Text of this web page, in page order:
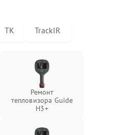
TK TrackIR
Ремонт
тепловизора Guide
H3+